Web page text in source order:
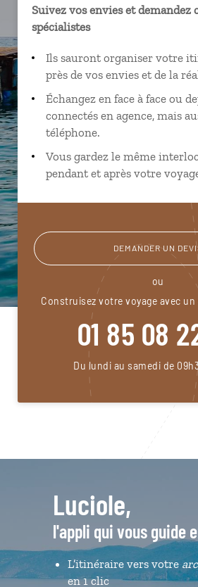
Suivez vos envies et demandez
spécialistes
Ils sauront organiser votre
près de vos envies et de la
Échangez en face à face ou
connectés en agence, mais
téléphone.
Vous gardez le même
pendant et après votre
DEMANDER UN
ou
Construisez votre voyage avec un
01 85 08
Du lundi au samedi de
Luciole,
l'appli qui vous guide
L’itinéraire vers votre
en 1 clic